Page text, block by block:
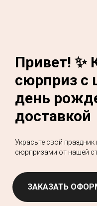
Привет! ✨
сюрприз с
день
доставкой
Украсьте свой
сюрпризами от нашей
ЗАКАЗАТЬ